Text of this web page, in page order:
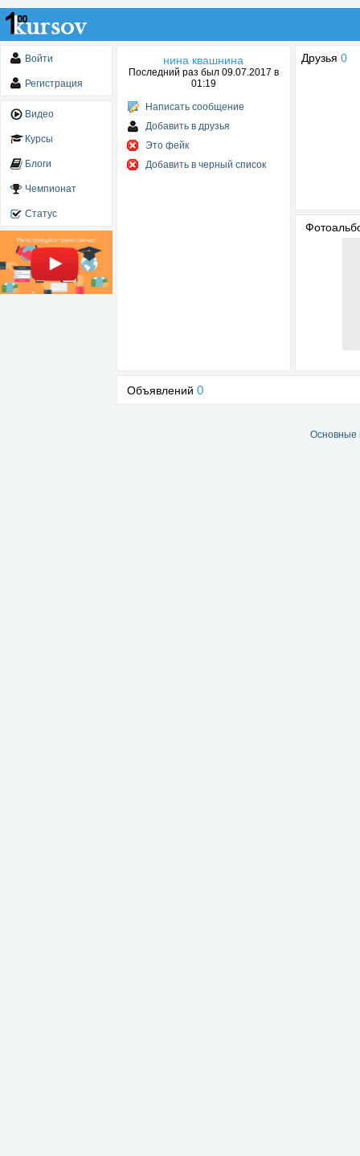
Войти
Регистрация
Видео
Курсы
Блоги
Чемпионат
Статус
нина квашнина
Последний раз был 09.07.2017 в
01:19
Написать сообщение
Добавить в друзья
Это фейк
Добавить в черный список
Друзья 0
Объявлений 0
Основные